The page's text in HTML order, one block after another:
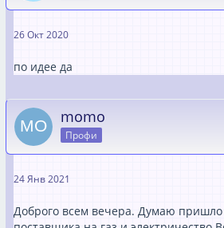
26 Окт 2020
по идее дa
momo
Профи
24 Янв 2021
Доброго всем вечера. Думаю